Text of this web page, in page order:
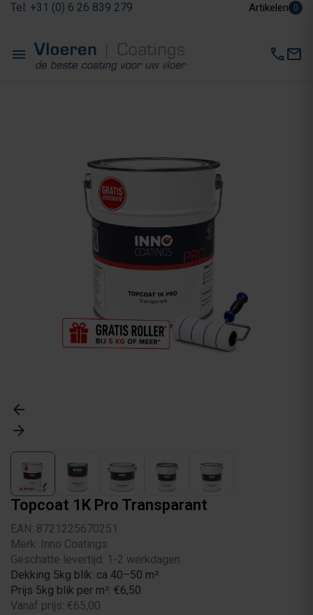
Tel: +31 (0) 6 26 839 279 Artikelen 0
menu callmail
arrow_back
arrow_forward
Topcoat 1K Pro Transparant
EAN: 8721225670251
Merk: Inno Coatings
Geschatte levertijd: 1-2 werkdagen
Dekking 5kg blik: ca 40–50 m²
Prijs 5kg blik per m²: €6,50
Vanaf prijs: €65,00